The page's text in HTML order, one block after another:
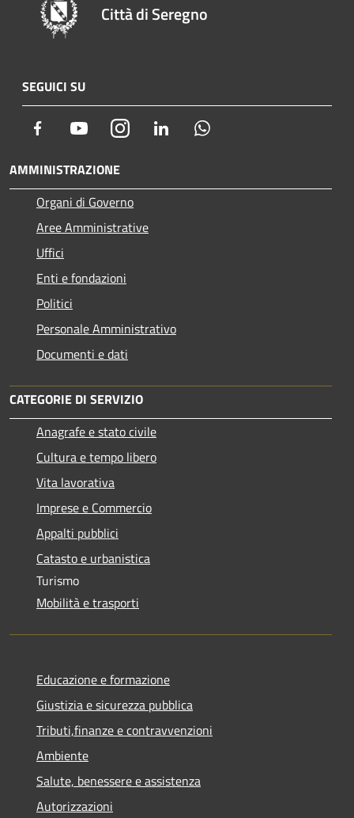
Città di Seregno
SEGUICI SU
Facebook YoutubeInstagram LinkedIn
AMMINISTRAZIONE
Organi di Governo
Aree Amministrative
Uffici
Enti e fondazioni
Politici
Personale Amministrativo
Documenti e dati
CATEGORIE DI SERVIZIO
Anagrafe e stato civile
Cultura e tempo libero
Vita lavorativa
Imprese e Commercio
Appalti pubblici
Catasto e urbanistica
Turismo
Mobilità e trasporti
Educazione e formazione
Giustizia e sicurezza pubblica
Tributi,finanze e contravvenzioni
Ambiente
Salute, benessere e assistenza
Autorizzazioni